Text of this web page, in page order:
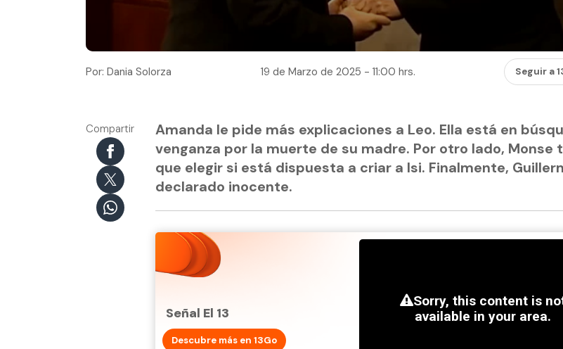
Por: Dania Solorza 19 de Marzo de 2025 - 11:00 hrs. Seguir a
Compartir
Amanda le pide más explicaciones a Leo. Ella está en
venganza por la muerte de su madre. Por otro lado, Monse
que elegir si está dispuesta a criar a Isi. Finalmente,
declarado inocente.
Señal El 13
Descubre más en 13Go